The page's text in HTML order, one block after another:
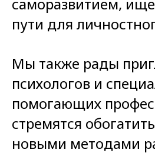
саморазвитием,
пути для
Мы также рады
психологов и
помогающих
стремятся
новыми методами